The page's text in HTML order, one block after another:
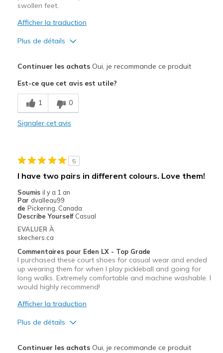
View On Shoes
swollen feet.
Afficher la traduction
Plus de détails
Breathe Well
Comfortable
View On Shoes
Continuer les achatsOui, je recommande ce produit
Est-ce que cet avis est utile?
1 0
Signaler cet avis
5
I have two pairs in different colours. Love them!
Soumis il y a 1 an
Par dvalleau99
de Pickering, Canada
Describe Yourself Casual
EVALUER À
skechers.ca
Commentaires pour Eden LX - Top Grade
I purchased these court shoes for casual wear and ended
up wearing them for when I play pickleball and going for
long walks. Extremely comfortable and machine washable. I
would highly recommend!
Afficher la traduction
Plus de détails
Continuer les achatsOui, je recommande ce produit